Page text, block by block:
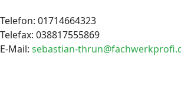
Telefon: 01714664323
Telefax: 038817555869
E-Mail: sebastian-